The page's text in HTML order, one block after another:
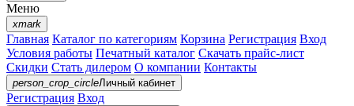
Меню
xmark
Главная Каталог по категориям Корзина Регистрация Вход
Условия работы Печатный каталог Скачать прайс-лист
Скидки Стать дилером О компании Контакты
person_crop_circleЛичный кабинет
Регистрация Вход